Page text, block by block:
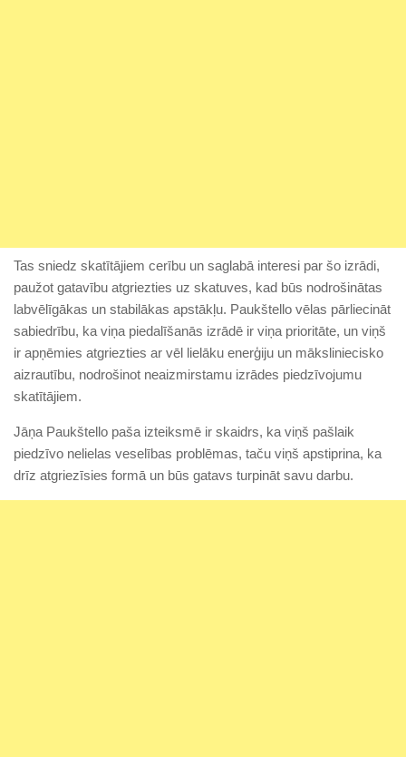
Tas sniedz skatītājiem cerību un saglabā interesi par šo izrādi,
paužot gatavību atgriezties uz skatuves, kad būs nodrošinātas
labvēlīgākas un stabilākas apstākļu. Paukštello vēlas pārliecināt
sabiedrību, ka viņa piedalīšanās izrādē ir viņa prioritāte, un viņš
ir apņēmies atgriezties ar vēl lielāku enerģiju un māksliniecisko
aizrautību, nodrošinot neaizmirstamu izrādes piedzīvojumu
skatītājiem.
Jāņa Paukštello paša izteiksmē ir skaidrs, ka viņš pašlaik
piedzīvo nelielas veselības problēmas, taču viņš apstiprina, ka
drīz atgriezīsies formā un būs gatavs turpināt savu darbu.